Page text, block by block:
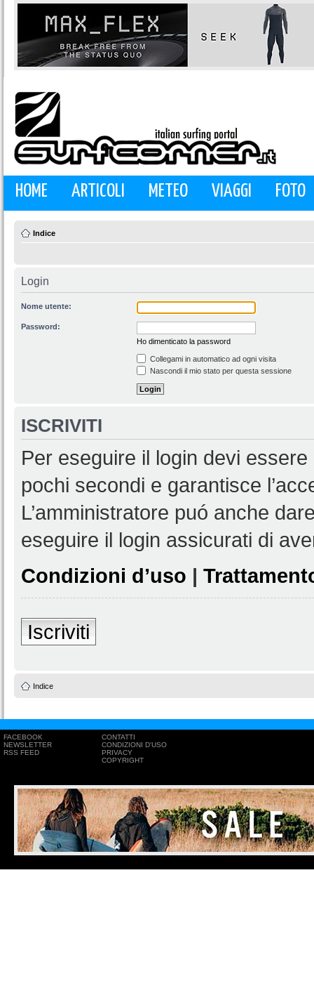
HOME ARTICOLI METEO VIAGGI FOTO
Indice
Login
Nome utente:
Password:
Ho dimenticato la password
Collegami in automatico ad ogni visita
Nascondi il mio stato per questa sessione
ISCRIVITI
Per eseguire il login devi
pochi secondi e garantisce
L’amministratore puó anche
eseguire il login assicurati di
Condizioni d’uso |
Iscriviti
Indice
FACEBOOK
NEWSLETTER
RSS FEED
CONTATTI
CONDIZIONI D'USO
PRIVACY
COPYRIGHT